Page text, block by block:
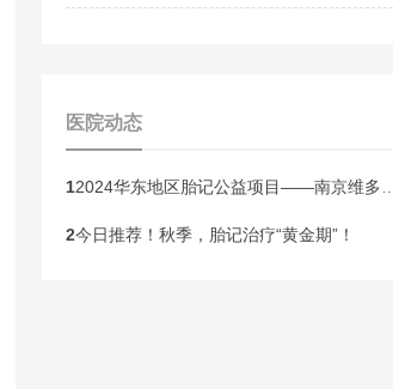
医院动态
12024华东地区胎记公益项目——南京维多利亚胎记研究院全国招募300名胎记患者正式启动!
2今日推荐！秋季，胎记治疗“黄金期”！